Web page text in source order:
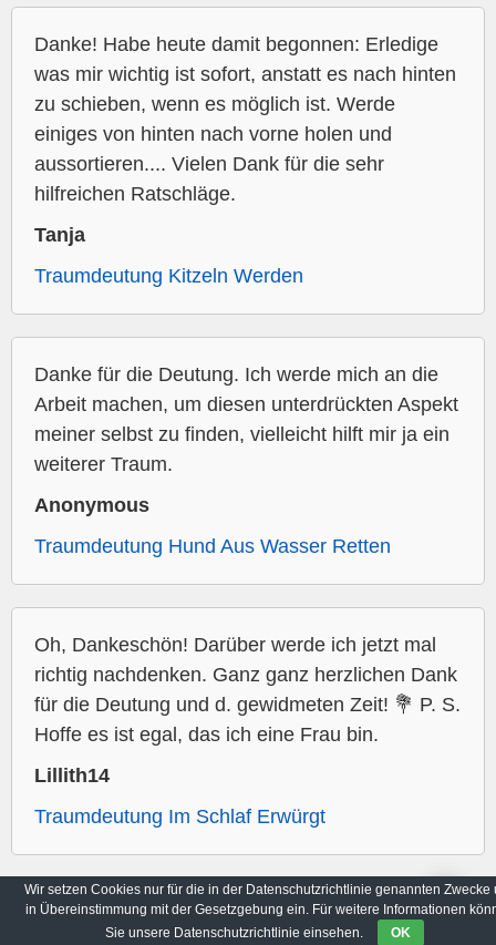
Danke! Habe heute damit begonnen: Erledige
was mir wichtig ist sofort, anstatt es nach hinten
zu schieben, wenn es möglich ist. Werde
einiges von hinten nach vorne holen und
aussortieren.... Vielen Dank für die sehr
hilfreichen Ratschläge.
Tanja
Traumdeutung Kitzeln Werden
Danke für die Deutung. Ich werde mich an die
Arbeit machen, um diesen unterdrückten Aspekt
meiner selbst zu finden, vielleicht hilft mir ja ein
weiterer Traum.
Anonymous
Traumdeutung Hund Aus Wasser Retten
Oh, Dankeschön! Darüber werde ich jetzt mal
richtig nachdenken. Ganz ganz herzlichen Dank
für die Deutung und d. gewidmeten Zeit! 💐 P. S.
Hoffe es ist egal, das ich eine Frau bin.
Lillith14
Traumdeutung Im Schlaf Erwürgt
Archiv Datenschutzbestimmungen
© 2017-2026imTraum.net|Alle Rechte vorbehalten.
Wir setzen Cookies nur für die in der Datenschutzrichtlinie genannten Zwecke
in Übereinstimmung mit der Gesetzgebung ein. Für weitere Informationen
Sie unsere Datenschutzrichtlinie einsehen.
OK